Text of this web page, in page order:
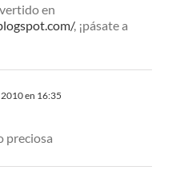
en
, ¡pásate a
en 16:35
preciosa